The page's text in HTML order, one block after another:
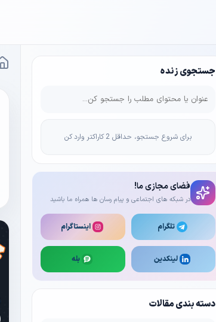
جستجوی زنده
برای شروع جستجو، حداقل 2 کاراکتر وارد کن
فضای مجازی ما!
در شبکه های اجتماعی و پیام رسان ها همراه ما باشید
تلگرام اینستاگرام
لینکدین بله
دسته بندی مقالات